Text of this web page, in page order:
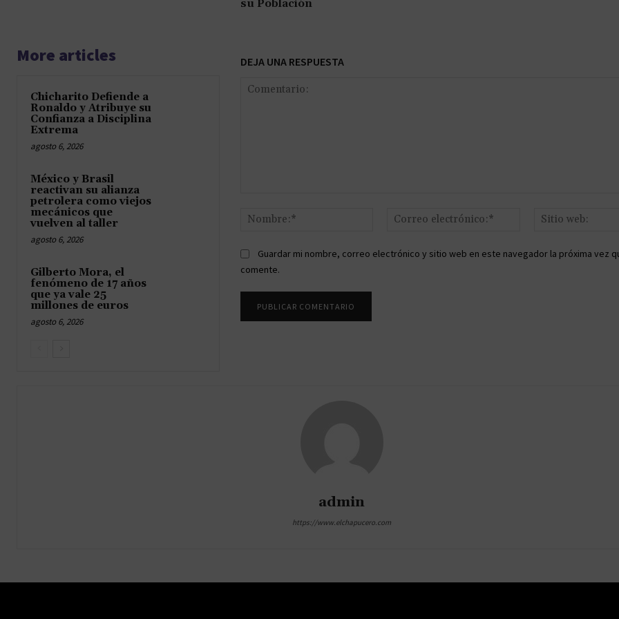
su Población
More articles
Chicharito Defiende a
Ronaldo y Atribuye su
Confianza a Disciplina
Extrema
agosto 6, 2026
México y Brasil
reactivan su alianza
petrolera como viejos
mecánicos que
vuelven al taller
agosto 6, 2026
Gilberto Mora, el
fenómeno de 17 años
que ya vale 25
millones de euros
agosto 6, 2026
DEJA UNA RESPUESTA
Nombre:*
Correo
Guardar mi nombre, correo electrónico y sitio web en este navegador la próxima vez
comente.
admin
https://www.elchapucero.com